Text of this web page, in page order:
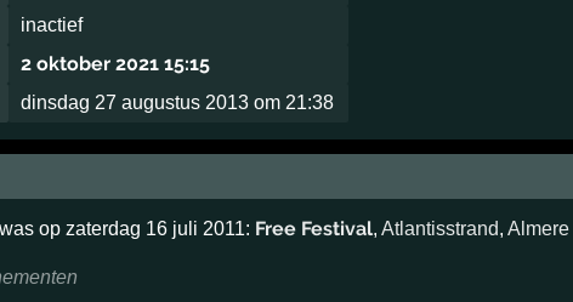
inactief
2 oktober 2021 15:15
dinsdag 27 augustus 2013 om 21:38
op zaterdag 16 juli 2011: Free Festival, Atlantisstrand, Almere